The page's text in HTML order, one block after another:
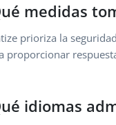
medidas
prioriza la
proporcionar
idiomas